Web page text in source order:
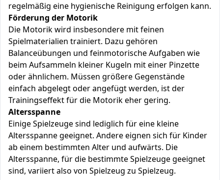
regelmäßig eine hygienische Reinigung erfolgen kann.
Förderung der Motorik
Die Motorik wird insbesondere mit feinen
Spielmaterialien trainiert. Dazu gehören
Balanceübungen und feinmotorische Aufgaben wie
beim Aufsammeln kleiner Kugeln mit einer Pinzette
oder ähnlichem. Müssen größere Gegenstände
einfach abgelegt oder angefügt werden, ist der
Trainingseffekt für die Motorik eher gering.
Altersspanne
Einige Spielzeuge sind lediglich für eine kleine
Altersspanne geeignet. Andere eignen sich für Kinder
ab einem bestimmten Alter und aufwärts. Die
Altersspanne, für die bestimmte Spielzeuge geeignet
sind, variiert also von Spielzeug zu Spielzeug.